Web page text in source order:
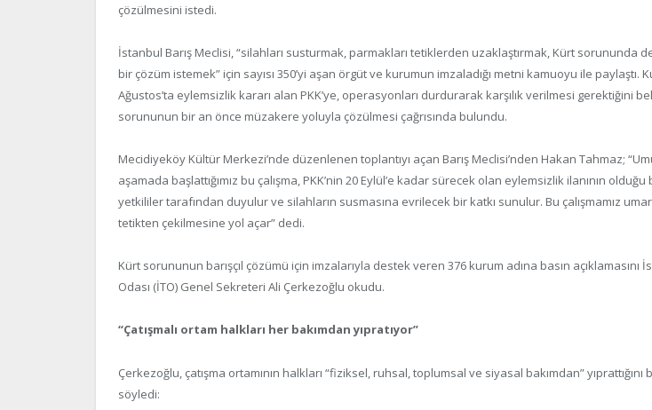
çözülmesini istedi.
İstanbul Barış Meclisi, “silahları susturmak, parmakları tetiklerden uzaklaştırmak, Kürt sorununda
bir çözüm istemek” için sayısı 350’yi aşan örgüt ve kurumun imzaladığı metni kamuoyu ile paylaştı.
Ağustos’ta eylemsizlik kararı alan PKK’ye, operasyonları durdurarak karşılık verilmesi gerektiğini
sorununun bir an önce müzakere yoluyla çözülmesi çağrısında bulundu.
Mecidiyeköy Kültür Merkezi’nde düzenlenen toplantıyı açan Barış Meclisi’nden Hakan Tahmaz;
aşamada başlattığımız bu çalışma, PKK’nin 20 Eylül’e kadar sürecek olan eylemsizlik ilanının
yetkililer tarafından duyulur ve silahların susmasına evrilecek bir katkı sunulur. Bu çalışmamız
tetikten çekilmesine yol açar” dedi.
Kürt sorununun barışçıl çözümü için imzalarıyla destek veren 376 kurum adına basın açıklamasını
Odası (İTO) Genel Sekreteri Ali Çerkezoğlu okudu.
“Çatışmalı ortam halkları her bakımdan yıpratıyor”
Çerkezoğlu, çatışma ortamının halkları “fiziksel, ruhsal, toplumsal ve siyasal bakımdan” yıprattığını
söyledi: